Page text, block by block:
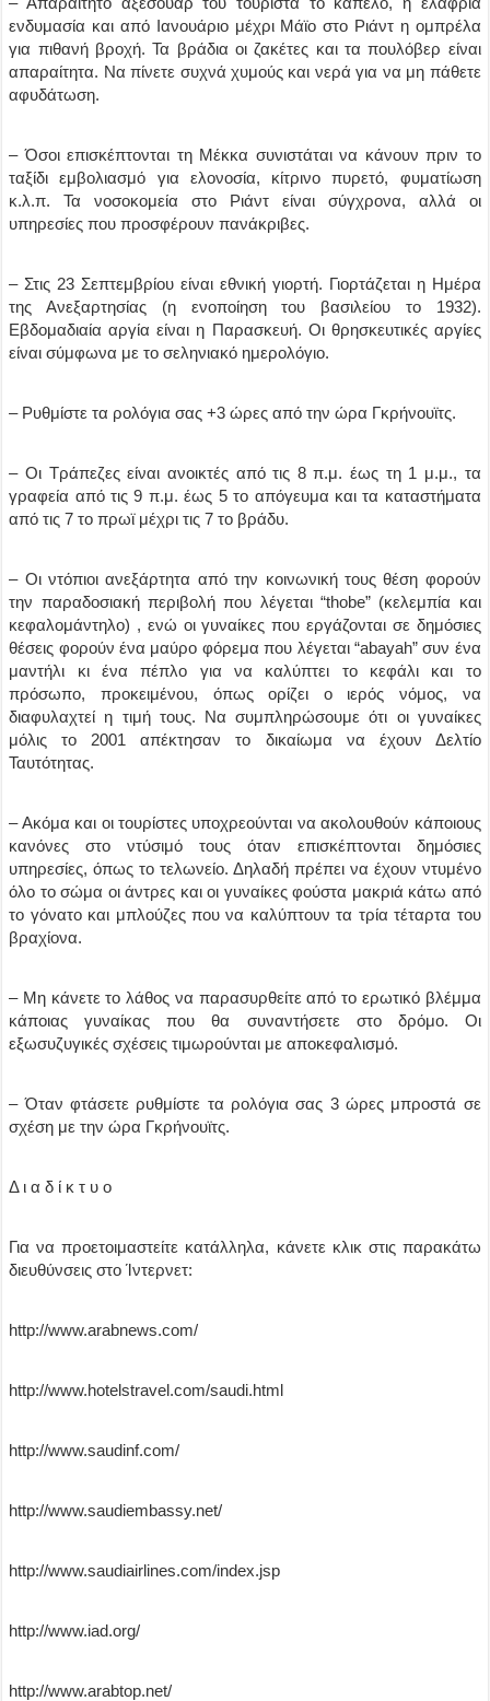
ενδυμασία και από Ιανουάριο μέχρι Μάϊο στο Ριάντ η ομπρέλα
για πιθανή βροχή. Τα βράδια οι ζακέτες και τα πουλόβερ είναι
απαραίτητα. Να πίνετε συχνά χυμούς και νερά για να μη πάθετε
αφυδάτωση.
– Όσοι επισκέπτονται τη Μέκκα συνιστάται να κάνουν πριν το
ταξίδι εμβολιασμό για ελονοσία, κίτρινο πυρετό, φυματίωση
κ.λ.π. Τα νοσοκομεία στο Ριάντ είναι σύγχρονα, αλλά οι
υπηρεσίες που προσφέρουν πανάκριβες.
– Στις 23 Σεπτεμβρίου είναι εθνική γιορτή. Γιορτάζεται η Ημέρα
της Ανεξαρτησίας (η ενοποίηση του βασιλείου το 1932).
Εβδομαδιαία αργία είναι η Παρασκευή. Οι θρησκευτικές αργίες
είναι σύμφωνα με το σεληνιακό ημερολόγιο.
– Ρυθμίστε τα ρολόγια σας +3 ώρες από την ώρα Γκρήνουϊτς.
– Οι Τράπεζες είναι ανοικτές από τις 8 π.μ. έως τη 1 μ.μ., τα
γραφεία από τις 9 π.μ. έως 5 το απόγευμα και τα καταστήματα
από τις 7 το πρωϊ μέχρι τις 7 το βράδυ.
– Οι ντόπιοι ανεξάρτητα από την κοινωνική τους θέση φορούν
την παραδοσιακή περιβολή που λέγεται “thobe” (κελεμπία και
κεφαλομάντηλο) , ενώ οι γυναίκες που εργάζονται σε δημόσιες
θέσεις φορούν ένα μαύρο φόρεμα που λέγεται “abayah” συν ένα
μαντήλι κι ένα πέπλο για να καλύπτει το κεφάλι και το
πρόσωπο, προκειμένου, όπως ορίζει ο ιερός νόμος, να
διαφυλαχτεί η τιμή τους. Να συμπληρώσουμε ότι οι γυναίκες
μόλις το 2001 απέκτησαν το δικαίωμα να έχουν Δελτίο
Ταυτότητας.
– Ακόμα και οι τουρίστες υποχρεούνται να ακολουθούν κάποιους
κανόνες στο ντύσιμό τους όταν επισκέπτονται δημόσιες
υπηρεσίες, όπως το τελωνείο. Δηλαδή πρέπει να έχουν ντυμένο
όλο το σώμα οι άντρες και οι γυναίκες φούστα μακριά κάτω από
το γόνατο και μπλούζες που να καλύπτουν τα τρία τέταρτα του
βραχίονα.
– Μη κάνετε το λάθος να παρασυρθείτε από το ερωτικό βλέμμα
κάποιας γυναίκας που θα συναντήσετε στο δρόμο. Οι
εξωσυζυγικές σχέσεις τιμωρούνται με αποκεφαλισμό.
– Όταν φτάσετε ρυθμίστε τα ρολόγια σας 3 ώρες μπροστά σε
σχέση με την ώρα Γκρήνουϊτς.
Δ ι α δ ί κ τ υ ο
Για να προετοιμαστείτε κατάλληλα, κάνετε κλικ στις παρακάτω
διευθύνσεις στο Ίντερνετ:
http://www.arabnews.com/
http://www.hotelstravel.com/saudi.html
http://www.saudinf.com/
http://www.saudiembassy.net/
http://www.saudiairlines.com/index.jsp
http://www.iad.org/
http://www.arabtop.net/